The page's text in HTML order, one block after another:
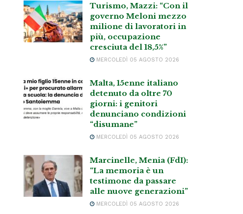
Turismo, Mazzi: “Con il
governo Meloni mezzo
milione di lavoratori in
più, occupazione
cresciuta del 18,5%”
MERCOLEDÌ 05 AGOSTO 2026
Malta, 15enne italiano
detenuto da oltre 70
giorni: i genitori
denunciano condizioni
“disumane”
MERCOLEDÌ 05 AGOSTO 2026
Marcinelle, Menia (FdI):
“La memoria è un
testimone da passare
alle nuove generazioni”
MERCOLEDÌ 05 AGOSTO 2026